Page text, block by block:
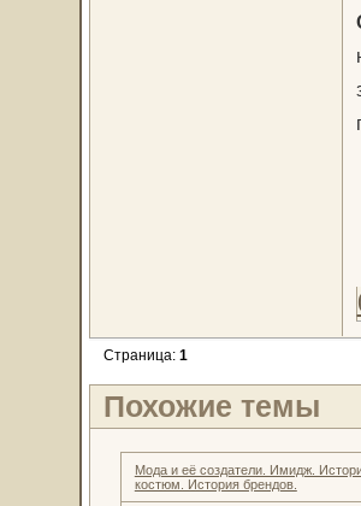
Страница: 1
Похожие темы
Мода и её создатели. Имидж.
костюм. История брендов.